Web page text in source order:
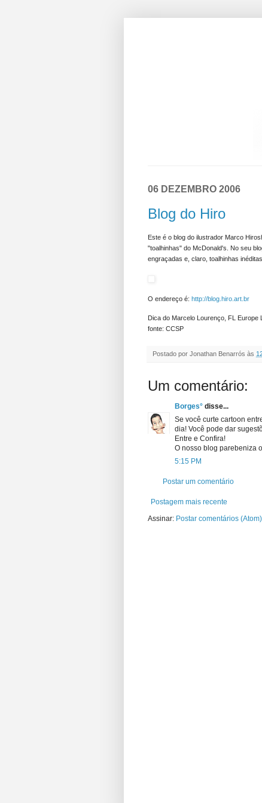
06 DEZEMBRO 2006
Blog do Hiro
Este é o blog do ilustrador Marco
"toalhinhas" do McDonald's. No seu
engraçadas e, claro, toalhinhas
O endereço é: http://blog.hiro.art.br
Dica do Marcelo Lourenço, FL Europe
fonte: CCSP
Postado por Jonathan Benarrós às
Um comentário:
Borges° disse...
Se você curte cartoon
dia! Você pode dar
Entre e Confira!
O nosso blog parebeniza
5:15 PM
Postar um comentário
Postagem mais recente
Assinar: Postar comentários (Atom)